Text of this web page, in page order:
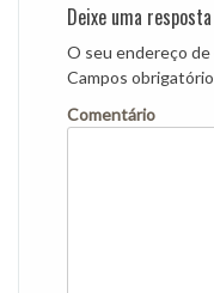
Deixe uma resposta
O seu endereço de
Campos
Comentário